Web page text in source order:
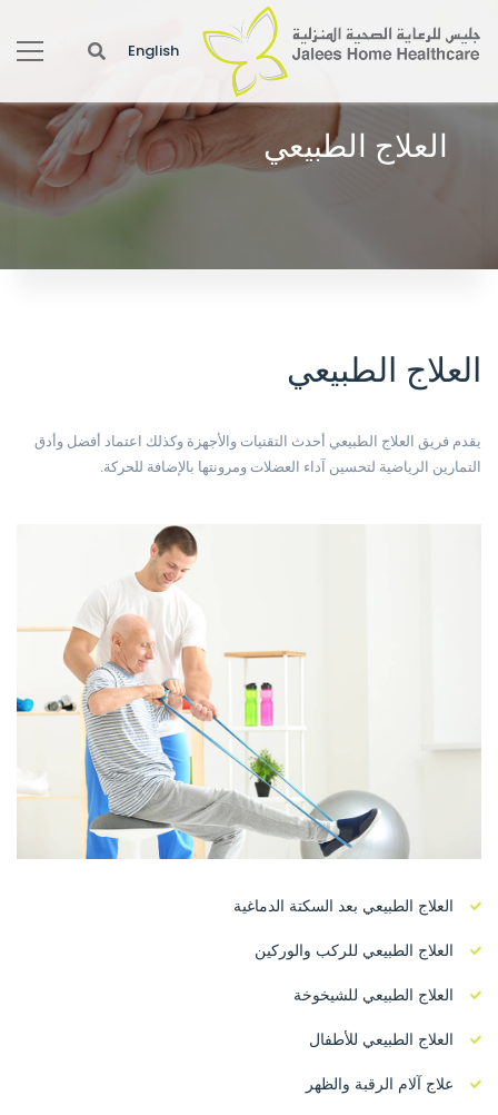
English
العلاج الطبيعي
This provides patients with help on relearning how to perform daily
العلاج الطبيعي
يقدم فريق العلاج الطبيعي أحدث التقنيات والأجهزة وكذلك اعتماد أفضل وأدق
التمارين الرياضية لتحسين آداء العضلات ومرونتها بالإضافة للحركة.
العلاج الطبيعي بعد السكتة الدماغية
العلاج الطبيعي للركب والوركين
العلاج الطبيعي للشيخوخة
العلاج الطبيعي للأطفال
علاج آلام الرقبة والظهر